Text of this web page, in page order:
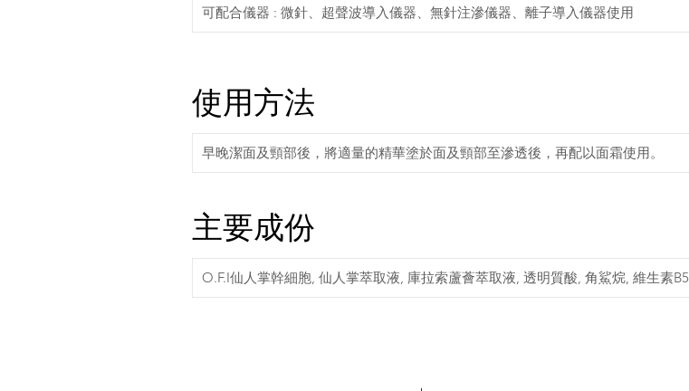
可配合儀器 : 微針、超聲波導入儀器、無針注滲儀器、離子導入儀器使用
使用方法
早晚潔面及頸部後，將適量的精華塗於面及頸部至滲透後，再配以面霜使用。
主要成份
O.F.I仙人掌幹細胞, 仙人掌萃取液, 庫拉索蘆薈萃取液, 透明質酸, 角鯊烷, 維生素B5